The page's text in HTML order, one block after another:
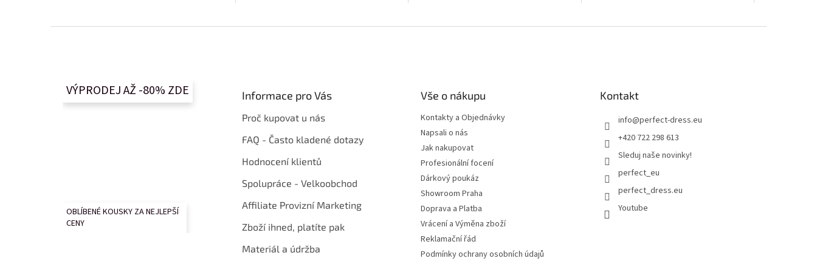
VÝPRODEJ AŽ -80% ZDE
OBLÍBENÉ KOUSKY ZA NEJLEPŠÍ
CENY
Informace pro Vás
Proč kupovat u nás
FAQ - Často kladené dotazy
Hodnocení klientů
Spolupráce - Velkoobchod
Affiliate Provizní Marketing
Zboží ihned, platíte pak
Materiál a údržba
Vše o nákupu
Kontakty a Objednávky
Napsali o nás
Jak nakupovat
Profesionální focení
Dárkový poukáz
Showroom Praha
Doprava a Platba
Vrácení a Výměna zboží
Reklamační řád
Podmínky ochrany osobních údajů
Kontakt
info@perfect-dress.eu
+420 722 298 613
Sleduj naše novinky!
perfect_eu
perfect_dress.eu
Youtube